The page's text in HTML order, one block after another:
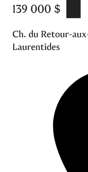
139 000 $
Ch. du Retour-
Laurentides